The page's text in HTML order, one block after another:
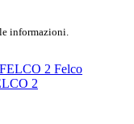
informazioni.
2